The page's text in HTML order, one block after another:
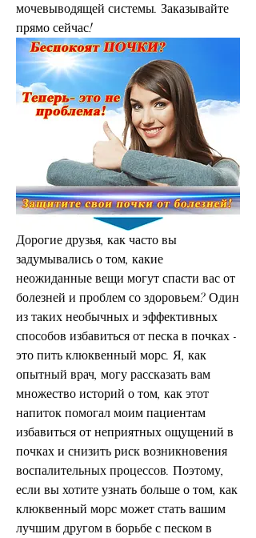
мочевыводящей системы. Заказывайте
прямо сейчас!
Дорогие друзья, как часто вы
задумывались о том, какие
неожиданные вещи могут спасти вас от
болезней и проблем со здоровьем? Один
из таких необычных и эффективных
способов избавиться от песка в почках -
это пить клюквенный морс. Я, как
опытный врач, могу рассказать вам
множество историй о том, как этот
напиток помогал моим пациентам
избавиться от неприятных ощущений в
почках и снизить риск возникновения
воспалительных процессов. Поэтому,
если вы хотите узнать больше о том, как
клюквенный морс может стать вашим
лучшим другом в борьбе с песком в